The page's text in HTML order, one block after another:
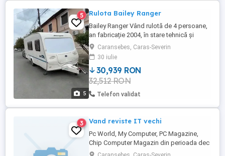
5
5 Rulota Bailey Ranger
Bailey Ranger Vând rulotă de 4 persoane,
an fabricație 2004, în stare tehnică și
estetică excelentă. Rulota a fost întreținută
riguros și se vinde "la cheie" deoarece nu
mai este utilizată. Dotări și Confort:
Capacitate: 4 locuri de dormit (spațioasă
și bine compartimentată). Utilități:
Funcționare ...
Caransebes, Caras-Severin
30 iulie
30,939 RON
32,512 RON
Telefon validat
3 Vand reviste IT vechi
Pc World, My Computer, PC Magazine,
Chip Computer Magazin din perioada dec
1994-2005 Tel. 0419.93.691